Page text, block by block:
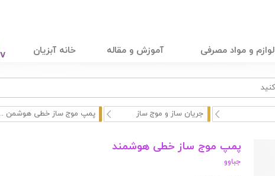
لوازم و مواد مصرفی آموزش و مقاله خانه آبزیان
جریان ساز و موج ساز پمپ موج ساز خطی هوشمن
پمپ موج ساز خطی هوشمند
جباوو